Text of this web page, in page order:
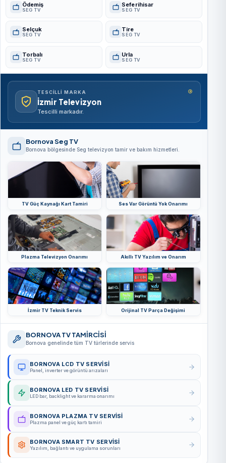
Ödemiş
SEG TV
Seferihisar
SEG TV
Selçuk
SEG TV
Tire
SEG TV
Torbalı
SEG TV
Urla
SEG TV
TESCILLI MARKA
İzmir Televizyon
Tescilli markadır.
®
Bornova Seg TV
Bornova bölgesinde Seg televizyon tamir ve bakım hizmetleri.
TV Güç Kaynağı Kart Tamiri Ses Var Görüntü Yok Onarımı
Plazma Televizyon Onarımı Akıllı TV Yazılım ve Onarım
İzmir TV Teknik Servis Orijinal TV Parça Değişimi
BORNOVA TV TAMİRCİSİ
Bornova genelinde tüm TV türlerinde servis
BORNOVA LCD TV SERVISI
Panel, inverter ve görüntü arızaları
BORNOVA LED TV SERVISI
LED bar, backlight ve kararma onarımı
BORNOVA PLAZMA TV SERVISI
Plazma panel ve güç kartı tamiri
BORNOVA SMART TV SERVISI
Yazılım, bağlantı ve uygulama sorunları